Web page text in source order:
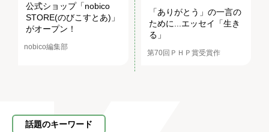
公式ショップ「nobico
STORE(のびこすとあ)」
がオープン！
nobico編集部
「ありがとう」の一言の
ために...エッセイ「生き
る」
第70回ＰＨＰ賞受賞作
話題のキーワード